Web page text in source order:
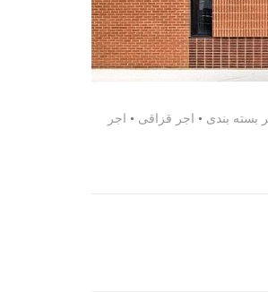
بسته بندی • اجر قزاقی • اجر